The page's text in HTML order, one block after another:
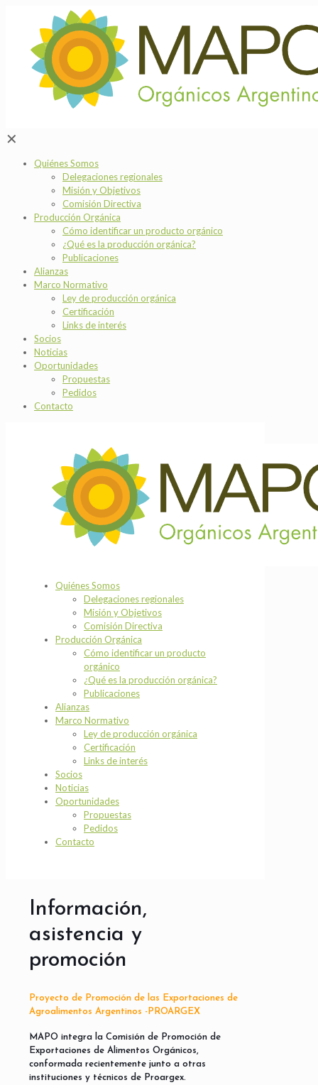
✕
Quiénes Somos
Delegaciones regionales
Misión y Objetivos
Comisión Directiva
Producción Orgánica
Cómo identificar un producto orgánico
¿Qué es la producción orgánica?
Publicaciones
Alianzas
Marco Normativo
Ley de producción orgánica
Certificación
Links de interés
Socios
Noticias
Oportunidades
Propuestas
Pedidos
Contacto
Quiénes Somos
Delegaciones regionales
Misión y Objetivos
Comisión Directiva
Producción Orgánica
Cómo identificar un producto
orgánico
¿Qué es la producción orgánica?
Publicaciones
Alianzas
Marco Normativo
Ley de producción orgánica
Certificación
Links de interés
Socios
Noticias
Oportunidades
Propuestas
Pedidos
Contacto
Información,
asistencia y
promoción
Proyecto de Promoción de las Exportaciones de
Agroalimentos Argentinos -PROARGEX
MAPO integra la Comisión de Promoción de
Exportaciones de Alimentos Orgánicos,
conformada recientemente junto a otras
instituciones y técnicos de Proargex.